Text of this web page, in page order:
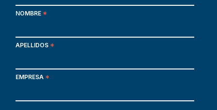
NOMBRE *
APELLIDOS *
EMPRESA *